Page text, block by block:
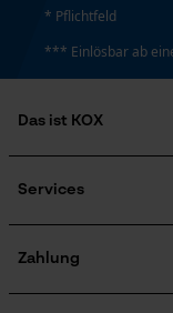
* Pflichtfeld
*** Einlösbar ab
Das ist KOX
Soziales Engagement
Newsletter-
Services
Zertifizierte Qualität
Zahlung